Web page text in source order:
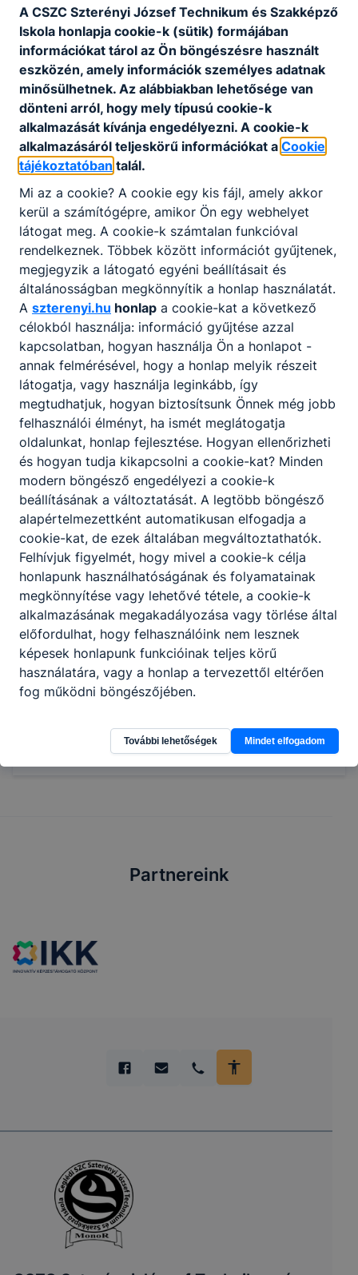
Nem
rendszerekben hibajavítást végez.
Ajánlott minden fiatal számára, aki érdeklődik a
mechatronikai berendezések (gépész, villamos és
IT) területek iránt, szeret szerelni, javítani.
KOMPETENCIAELVÁRÁS
Műszaki érzék, gyors, felelősségteljes
döntéshozatal, rendszerszemlélet, csapatmunka,
felelősségtudat.
A SZAKKÉPZETTSÉGGEL RENDELKEZŐ
mechatronikai berendezések, gépek,
gépsorok építését, üzembehelyezését,
üzemeltetését, karbantartását és javítását
végzi;
munkája során a műszaki dokumentáció, a
gépészeti összeállítási rajzok, a villamos,
pneumatikus és hidraulikus kapcsolási
rajzok alapján a berendezések elektromos
és gépészeti részeit építi össze;
a zavartalan üzemvitelhez szükséges
beállításokat elvégzi;
feltölti a vezérlőprogramokat, azokat
szükség szerint beállítja;
üzemzavar esetén a rendelkezésre álló
dokumentáció alapján, műszeres
vizsgálatok segítségével hibabehatárolást
végez;
a szükséges alkatrészek,
alkatrészcsoportok, javításával, cseréjével,
beállításával elhárítja az üzemzavarokat.
Partnereink
A CSZC Szterényi József Technikum és Szakképző
Iskola honlapja cookie-k (sütik) formájában
információkat tárol az Ön böngészésre használt
eszközén, amely információk személyes adatnak
minősülhetnek. Az alábbiakban lehetősége van
dönteni arról, hogy mely típusú cookie-k
alkalmazását kívánja engedélyezni. A cookie-k
alkalmazásáról teljeskörű információkat a Cookie
tájékoztatóban talál.
Mi az a cookie? A cookie egy kis fájl, amely akkor
kerül a számítógépre, amikor Ön egy webhelyet
látogat meg. A cookie-k számtalan funkcióval
rendelkeznek. Többek között információt gyűjtenek,
megjegyzik a látogató egyéni beállításait és
általánosságban megkönnyítik a honlap használatát.
A szterenyi.hu honlap a cookie-kat a következő
célokból használja: információ gyűjtése azzal
kapcsolatban, hogyan használja Ön a honlapot -
annak felmérésével, hogy a honlap melyik részeit
látogatja, vagy használja leginkább, így
megtudhatjuk, hogyan biztosítsunk Önnek még jobb
felhasználói élményt, ha ismét meglátogatja
oldalunkat, honlap fejlesztése. Hogyan ellenőrizheti
és hogyan tudja kikapcsolni a cookie-kat? Minden
modern böngésző engedélyezi a cookie-k
beállításának a változtatását. A legtöbb böngésző
alapértelmezettként automatikusan elfogadja a
cookie-kat, de ezek általában megváltoztathatók.
Felhívjuk figyelmét, hogy mivel a cookie-k célja
honlapunk használhatóságának és folyamatainak
megkönnyítése vagy lehetővé tétele, a cookie-k
alkalmazásának megakadályozása vagy törlése által
előfordulhat, hogy felhasználóink nem lesznek
képesek honlapunk funkcióinak teljes körű
használatára, vagy a honlap a tervezettől eltérően
fog működni böngészőjében.
További lehetőségek Mindet elfogadom